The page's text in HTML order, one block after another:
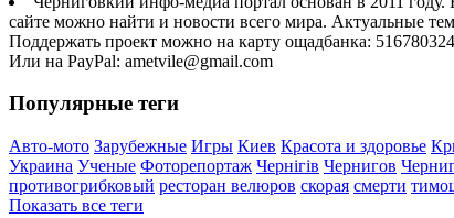
сайте можно найти и новости всего мира. Актуальные
Поддержать проект можно на карту ощадбанка:
Или на PayPal: ametvile@gmail.com
Популярные теги
Авто-мото Зарубежные Игры Киев Красота и здоровье
Украина Ученые Фоторепортаж Чернігів Чернигов
противогрибковый ресторан велюров скорая смерти
Показать все теги